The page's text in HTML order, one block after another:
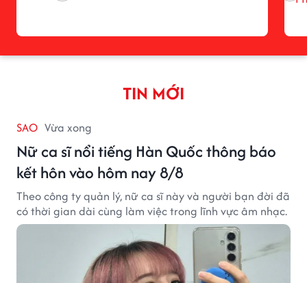
TIN MỚI
SAO Vừa xong
Nữ ca sĩ nổi tiếng Hàn Quốc thông báo
kết hôn vào hôm nay 8/8
Theo công ty quản lý, nữ ca sĩ này và người bạn đời đã
có thời gian dài cùng làm việc trong lĩnh vực âm nhạc.